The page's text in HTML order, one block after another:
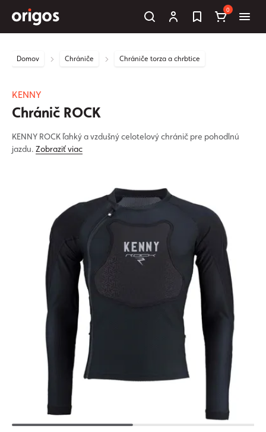
0
Domov Chrániče Chrániče torza a chrbtice
KENNY
Chránič ROCK
KENNY ROCK ľahký a vzdušný celotelový chránič pre pohodlnú
jazdu. Zobraziť viac